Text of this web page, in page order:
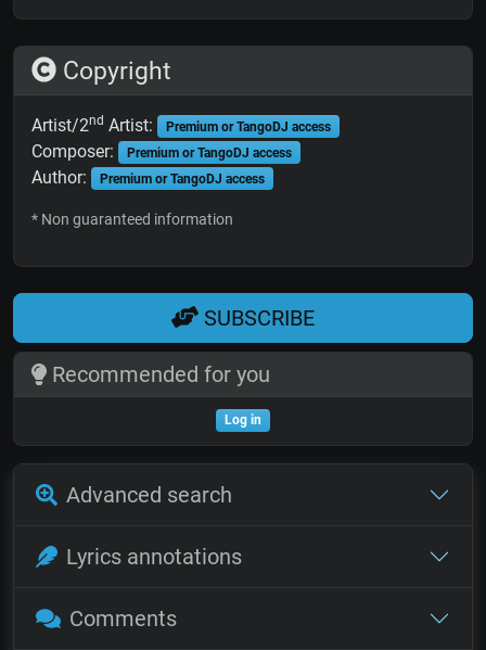
Copyright
Artist/2nd Artist: Premium or TangoDJ access
Composer: Premium or TangoDJ access
Author: Premium or TangoDJ access
* Non guaranteed information
SUBSCRIBE
Recommended for you
Log in
Advanced search
Lyrics annotations
Comments